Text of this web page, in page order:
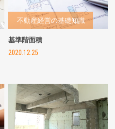
不動産経営の基礎知識
基準階面積
2020.12.25